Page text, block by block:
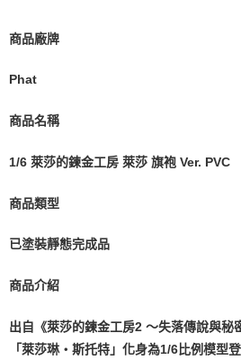
商品廠牌
Phat
商品名稱
1/6 萊莎的鍊金工房 萊莎 旗袍 Ver. PVC
商品類型
已塗裝靜態完成品
商品介紹
出自《萊莎的鍊金工房2 ～失落傳說與秘
「萊莎琳‧斯托特」化身為1/6比例模型